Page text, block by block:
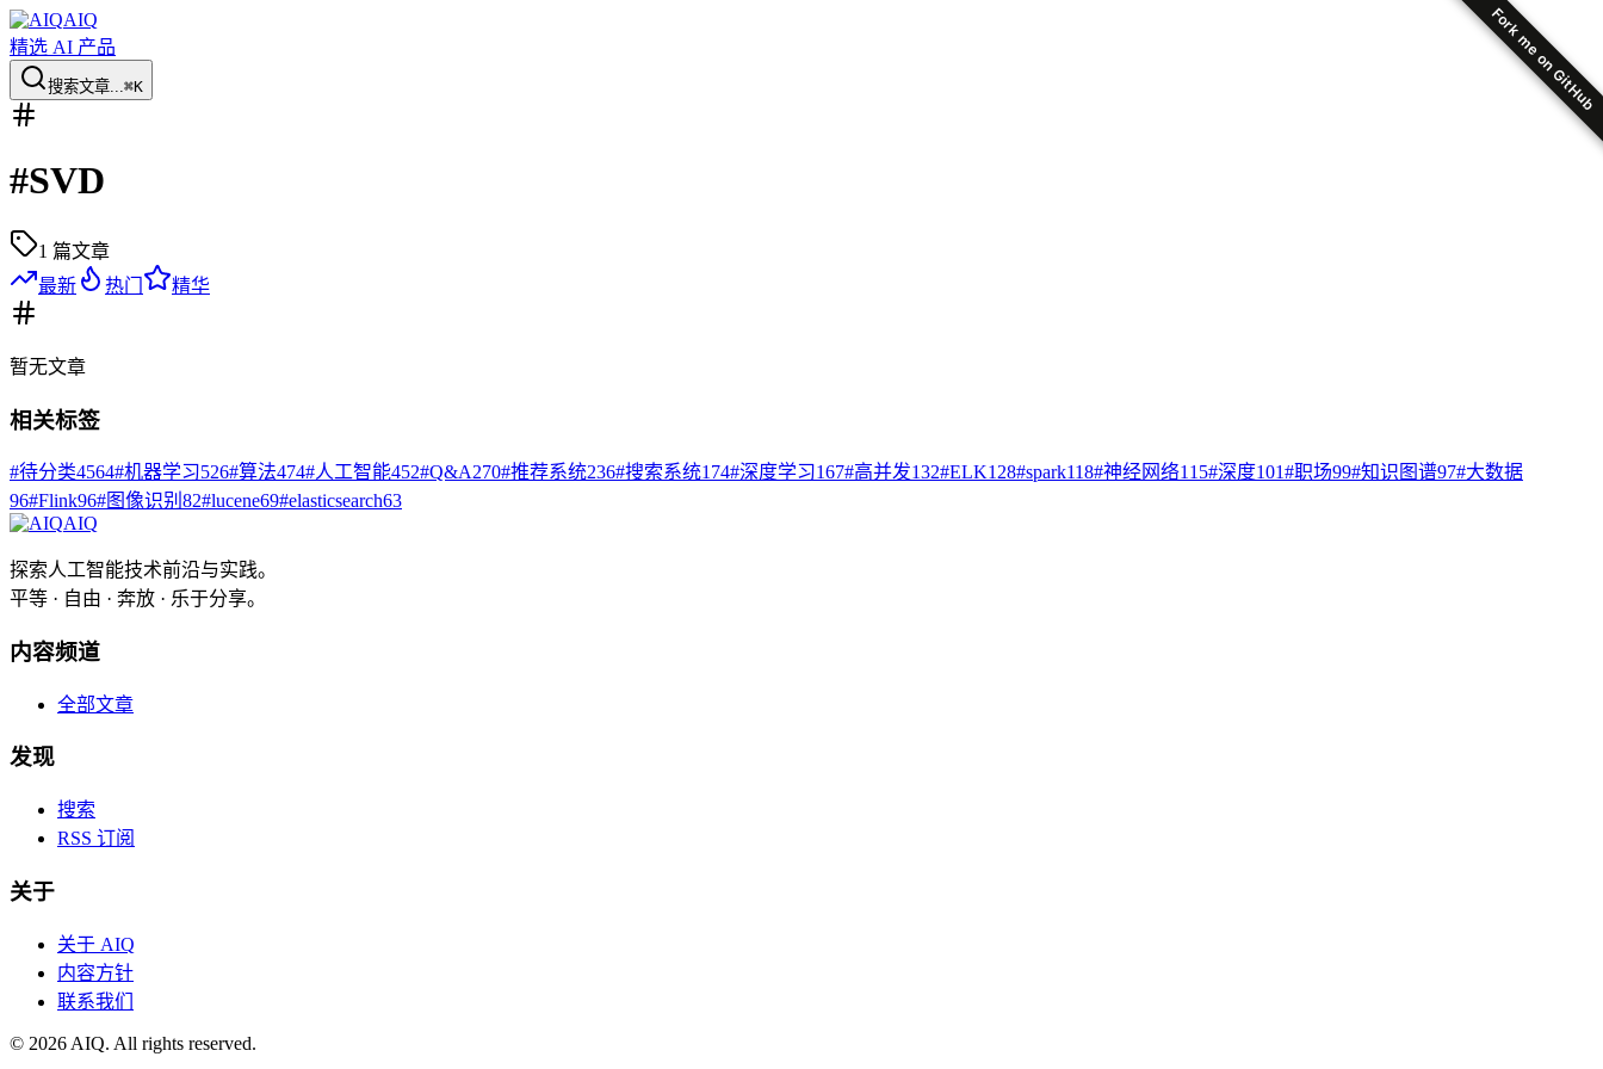
Fork me on GitHub
AIQ
精选 AI 产品
搜索文章...⌘K
#SVD
1 篇文章
最新
热门 精华
暂无文章
相关标签
#待分类4564#机器学习526#算法474#人工智能452#Q&A270#推荐系统236#搜索系统174#深度学习167#高并发132#ELK128#spark118#神经网络115#深度101#职场99#知识图谱97#大数据
96#Flink96#图像识别 82#lucene69#elasticsearch63
AIQ
探索人工智能技术前沿与实践。
平等 · 自由 · 奔放 · 乐于分享。
内容频道
全部文章
发现
搜索
RSS 订阅
关于
关于 AIQ
内容方针
联系我们
© 2026 AIQ. All rights reserved.